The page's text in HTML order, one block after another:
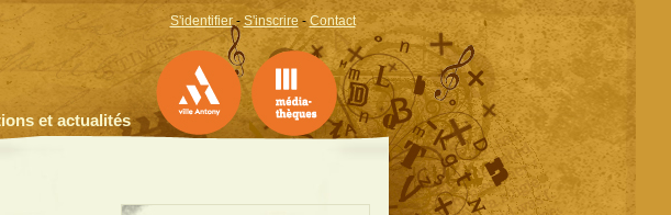
S'identifier - S'inscrire -Contact
et actualités